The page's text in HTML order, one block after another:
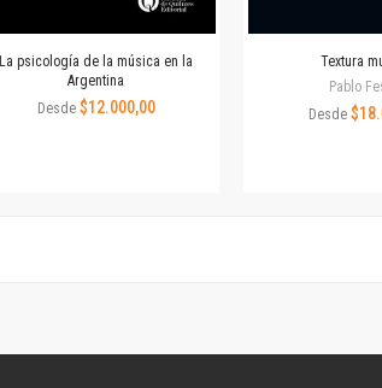
La psicología de la música en la
Argentina
Desde $12.000,00
Textura
Pablo
Desde